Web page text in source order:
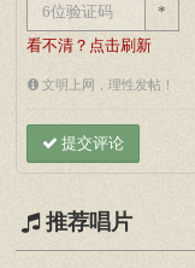
*
看不清？点击刷新
文明上网，理性发帖！
提交评论
推荐唱片